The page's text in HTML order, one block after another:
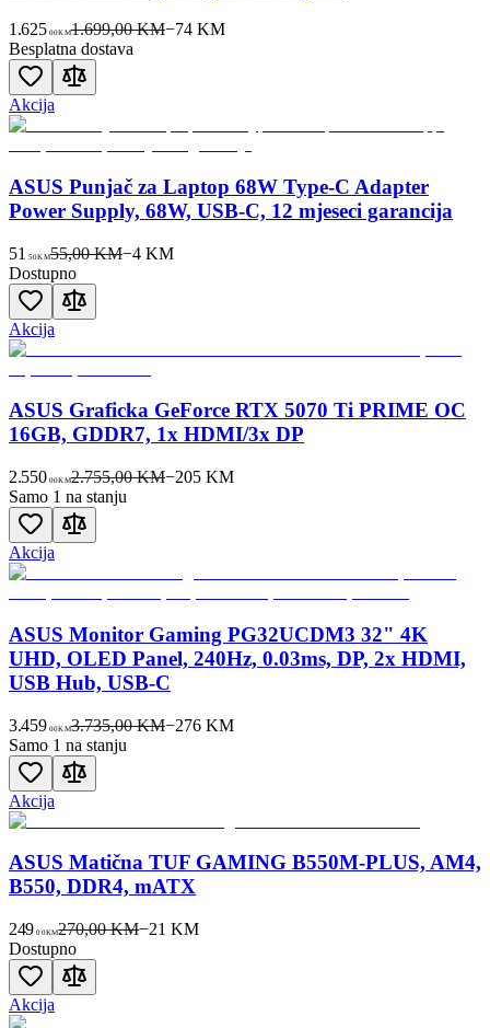
1.625 00KM1.699,00 KM−74KM
Besplatna dostava
Akcija
ASUS Punjač za Laptop 68W Type-C Adapter
Power Supply, 68W, USB-C, 12 mjeseci garancija
51 50KM55,00 KM−4KM
Dostupno
Akcija
ASUS Graficka GeForce RTX 5070 Ti PRIME OC
16GB, GDDR7, 1x HDMI/3x DP
2.550 00KM2.755,00 KM−205KM
Samo 1 na stanju
Akcija
ASUS Monitor Gaming PG32UCDM3 32" 4K
UHD, OLED Panel, 240Hz, 0.03ms, DP, 2x HDMI,
USB Hub, USB-C
3.459 00KM3.735,00 KM−276KM
Samo 1 na stanju
Akcija
ASUS Matična TUF GAMING B550M-PLUS, AM4,
B550, DDR4, mATX
249 00KM270,00 KM−21 KM
Dostupno
Akcija